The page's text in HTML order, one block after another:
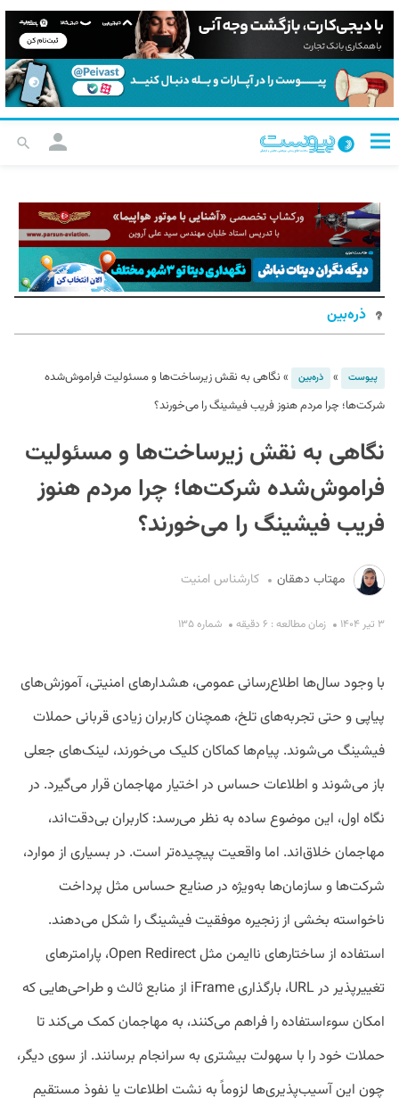
ذره‌بین
پیوست » ذره‌بین » نگاهی به نقش زیرساخت‌ها و مسئولیت فراموش‌شده
شرکت‌ها؛ چرا مردم هنوز فریب فیشینگ را می‌خورند؟
نگاهی به نقش زیرساخت‌ها و مسئولیت
فراموش‌شده شرکت‌ها؛ چرا مردم هنوز
فریب فیشینگ را می‌خورند؟
مهتاب دهقان کارشناس امنیت
۳ تیر ۱۴۰۴ زمان مطالعه : ۶ دقیقه شماره ۱۳۵
با وجود سال‌ها اطلاع‌رسانی عمومی، هشدارهای امنیتی، آموزش‌های
پیاپی و حتی تجربه‌های تلخ، همچنان کاربران زیادی قربانی حملات
فیشینگ می‌شوند. پیام‌ها کماکان کلیک می‌خورند، لینک‌های جعلی
باز می‌شوند و اطلاعات حساس در اختیار مهاجمان قرار می‌گیرد. در
نگاه اول، این موضوع ساده به نظر می‌رسد: کاربران بی‌دقت‌اند،
مهاجمان خلاق‌اند. اما واقعیت پیچیده‌تر است. در بسیاری از موارد،
شرکت‌ها و سازمان‌ها به‌ویژه در صنایع حساس مثل پرداخت
ناخواسته بخشی از زنجیره موفقیت فیشینگ را شکل می‌دهند.
استفاده از ساختارهای ناایمن مثل Open Redirect، پارامترهای
تغییرپذیر در URL، بارگذاری iFrame از منابع ثالث و طراحی‌هایی که
امکان سوءاستفاده را فراهم می‌کنند، به مهاجمان کمک می‌کند تا
حملات خود را با سهولت بیشتری به سرانجام برسانند. از سوی دیگر،
چون این آسیب‌پذیری‌ها لزوماً به نشت اطلاعات یا نفوذ مستقیم